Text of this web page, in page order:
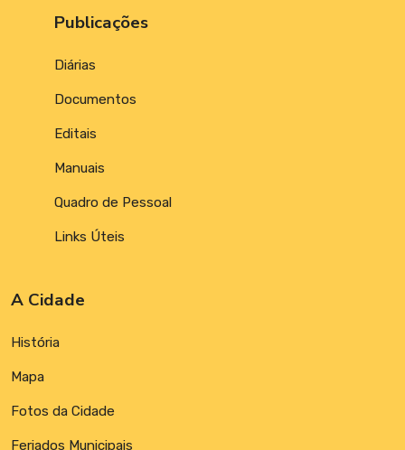
Publicações
Diárias
Documentos
Editais
Manuais
Quadro de Pessoal
Links Úteis
A Cidade
História
Mapa
Fotos da Cidade
Feriados Municipais